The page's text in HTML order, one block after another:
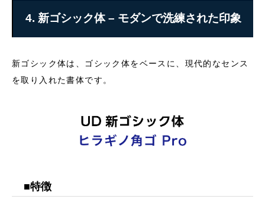
4. 新ゴシック体 – モダンで洗練された印象
新ゴシック体は、ゴシック体をベースに、現代的なセンス
を取り入れた書体です。
■特徴